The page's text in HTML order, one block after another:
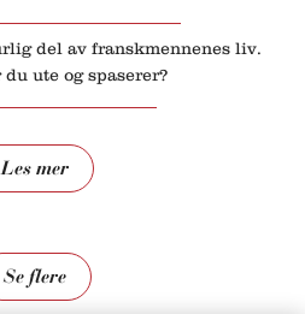
del av franskmennenes liv.
ute og spaserer?
Les mer
Se flere